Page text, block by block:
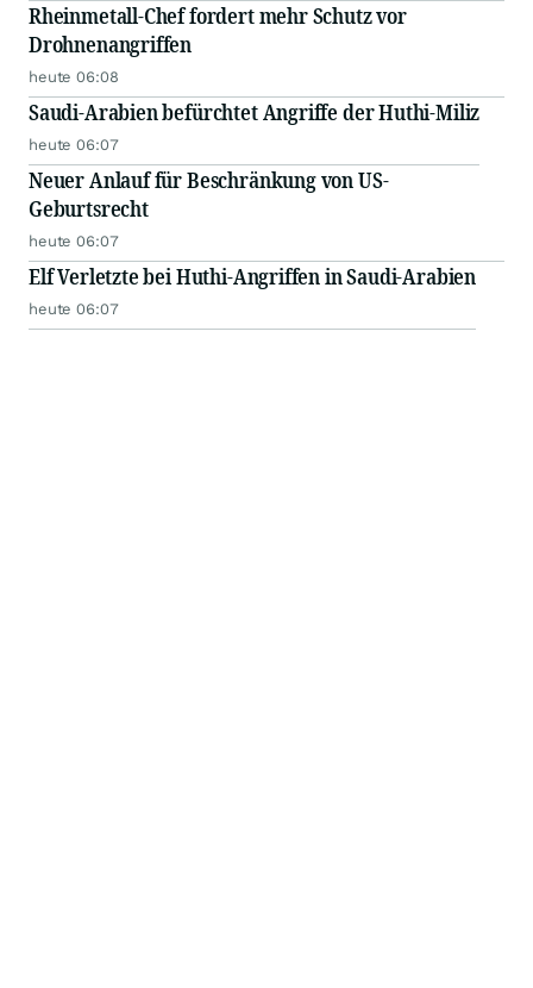
Rheinmetall-Chef fordert mehr Schutz vor
Drohnenangriffen
heute 06:08
Saudi-Arabien befürchtet Angriffe der Huthi-Miliz
heute 06:07
Neuer Anlauf für Beschränkung von US-
Geburtsrecht
heute 06:07
Elf Verletzte bei Huthi-Angriffen in Saudi-Arabien
heute 06:07